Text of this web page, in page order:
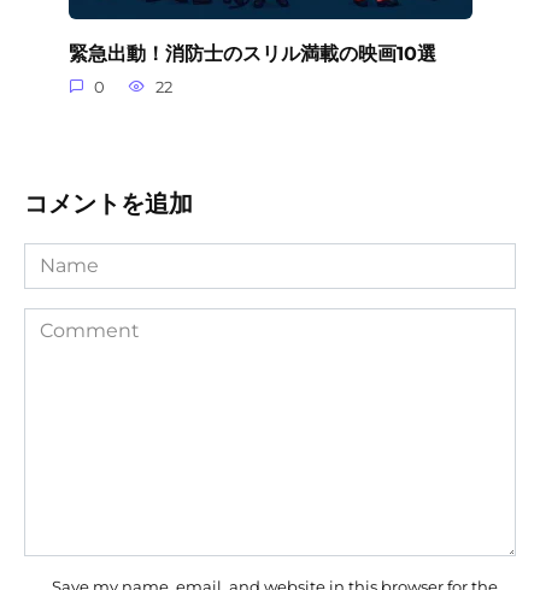
緊急出動！消防士のスリル満載の映画10選
0 22
コメントを追加
Name
Comment